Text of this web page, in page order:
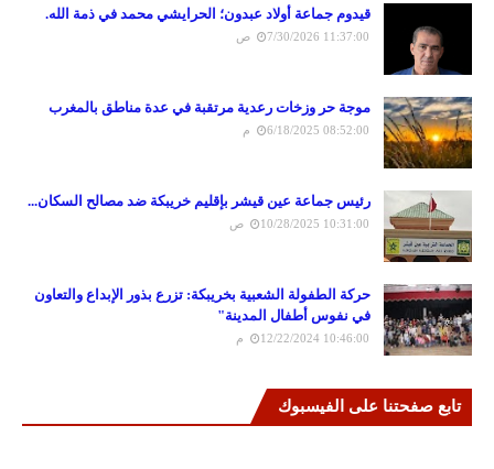
قيدوم جماعة أولاد عبدون؛ الحرايشي محمد في ذمة الله.
7/30/2026 11:37:00 ص
موجة حر وزخات رعدية مرتقبة في عدة مناطق بالمغرب
6/18/2025 08:52:00 م
رئيس جماعة عين قيشر بإقليم خريبكة ضد مصالح السكان...
10/28/2025 10:31:00 ص
حركة الطفولة الشعبية بخريبكة: تزرع بذور الإبداع والتعاون
في نفوس أطفال المدينة"
12/22/2024 10:46:00 م
تابع صفحتنا على الفيسبوك